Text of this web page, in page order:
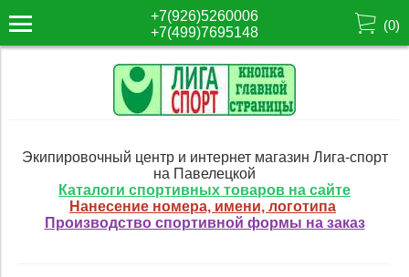
+7(926)5260006
+7(499)7695148
(0)
Экипировочный центр и интернет магазин Лига-спорт
на Павелецкой
Каталоги спортивных товаров на сайте
Нанесение номера, имени, логотипа
Производство спортивной формы на заказ